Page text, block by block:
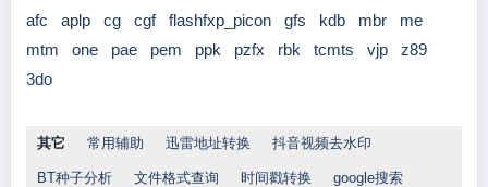
afc aplp cg cgf flashfxp_picon gfs kdb mbr
me
mtm
one pae pem ppk pzfx rbk tcmts vjp
z89
3do
其它 常用辅助 迅雷地址转换 抖音视频去水印
BT种子分析 文件格式查询 时间戳转换 google搜索